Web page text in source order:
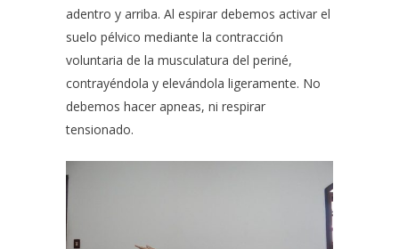
adentro y arriba. Al espirar debemos activar el
suelo pélvico mediante la contracción
voluntaria de la musculatura del periné,
contrayéndola y elevándola ligeramente. No
debemos hacer apneas, ni respirar
tensionado.